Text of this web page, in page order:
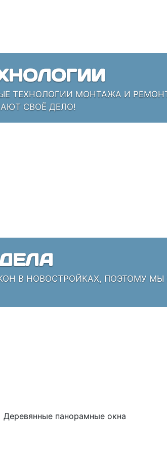
ТЕХНОЛОГИИ МОНТАЖА И
СВОЁ ДЕЛО!
В НОВОСТРОЙКАХ, ПОЭТОМУ
Деревянные панорамные окна